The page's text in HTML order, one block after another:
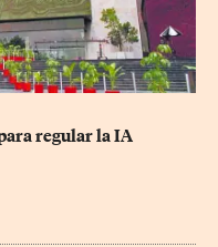
regular la IA